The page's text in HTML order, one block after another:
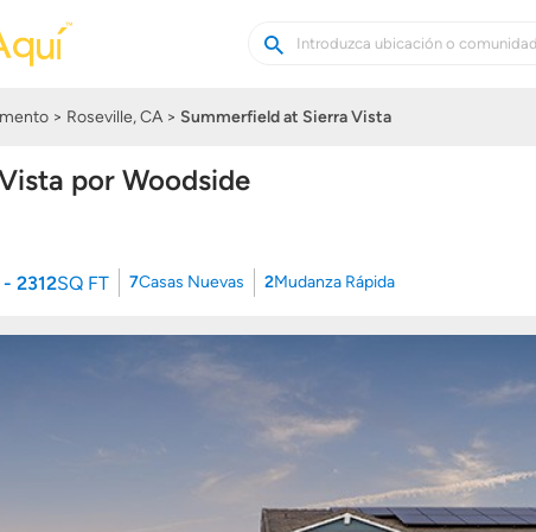
Buscar
casas
Buscar
Roseville, CA Summerfield at Sierra Vista
por Woodside
- 2312SQ FT 7Casas Nuevas 2Mudanza Rápida